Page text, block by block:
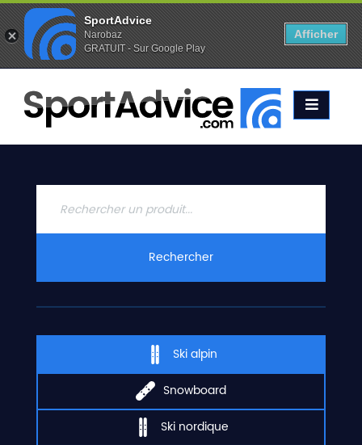
Favoris (0) Alertes (0)
ACCUEIL
SKIS
2020
CONTACT
Rechercher
Ski alpin
Snowboard
Ski nordique
SportAdvice
Narobaz
GRATUIT - Sur Google Play
Afficher